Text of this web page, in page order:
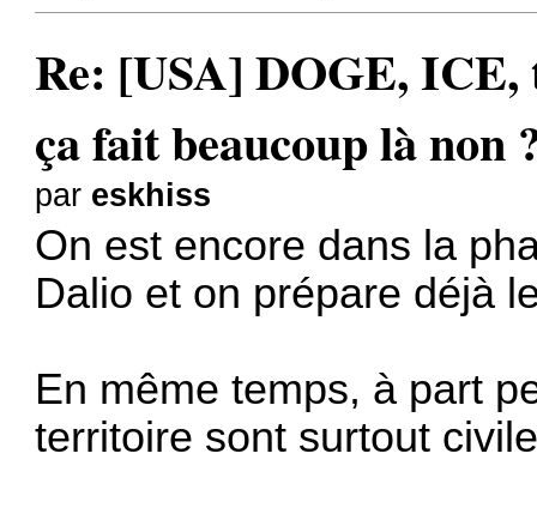
Re: [USA] DOGE,
ça fait beaucoup là non
par eskhiss
On est encore dans la
Dalio et on prépare déjà
En même temps, à part
territoire sont surtout